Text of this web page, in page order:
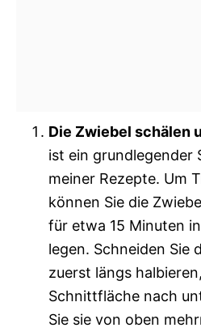
Die Zwiebel schälen
ist ein grundlegender
meiner Rezepte. Um
können Sie die
für etwa 15 Minuten
legen. Schneiden Sie
zuerst längs
Schnittfläche nach
Sie sie von oben